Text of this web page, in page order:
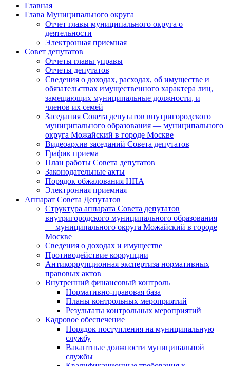
Главная
Глава Муниципального округа
Отчет главы муниципального округа о
деятельности
Электронная приемная
Совет депутатов
Отчеты главы управы
Отчеты депутатов
Сведения о доходах, расходах, об имуществе и
обязательствах имущественного характера лиц,
замещающих муниципальные должности, и
членов их семей
Заседания Совета депутатов внутригородского
муниципального образования — муниципального
округа Можайский в городе Москве
Видеоархив заседаний Совета депутатов
График приема
План работы Совета депутатов
Законодательные акты
Порядок обжалования НПА
Электронная приемная
Аппарат Совета Депутатов
Структура аппарата Совета депутатов
внутригородского муниципального образования
— муниципального округа Можайский в городе
Москве
Сведения о доходах и имуществе
Противодействие коррупции
Антикоррупционная экспертиза нормативных
правовых актов
Внутренний финансовый контроль
Нормативно-правовая база
Планы контрольных мероприятий
Результаты контрольных мероприятий
Кадровое обеспечение
Порядок поступления на муниципальную
службу
Вакантные должности муниципальной
службы